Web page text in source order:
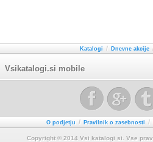
Katalogi / Dnevne akcije
Vsikatalogi.si mobile
O podjetju / Pravilnik o zasebnosti /
Copyright © 2014 Vsi katalogi si. Vse